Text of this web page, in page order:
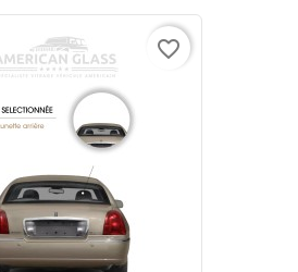
favorite_border